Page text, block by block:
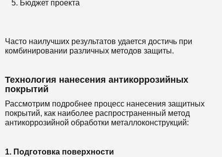
Бюджет проекта
Часто наилучших результатов удается достичь при
комбинировании различных методов защиты.
Технология нанесения антикоррозийных
покрытий
Рассмотрим подробнее процесс нанесения защитных
покрытий, как наиболее распространенный метод
антикоррозийной обработки металлоконструкций:
1. Подготовка поверхности